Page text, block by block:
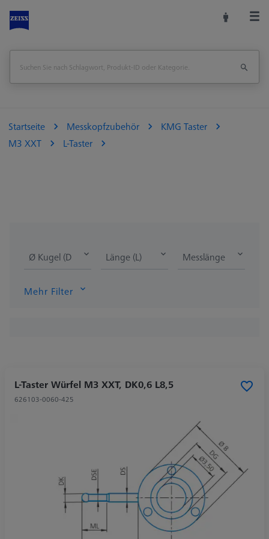
Startseite Messkopfzubehör
KMG Taster
M3 XXT
L-Taster
Ø Kugel (DK) Länge (L) Messlänge (ML)
Mehr Filter
L-Taster Würfel M3 XXT, DK0,6 L8,5
626103-0060-425